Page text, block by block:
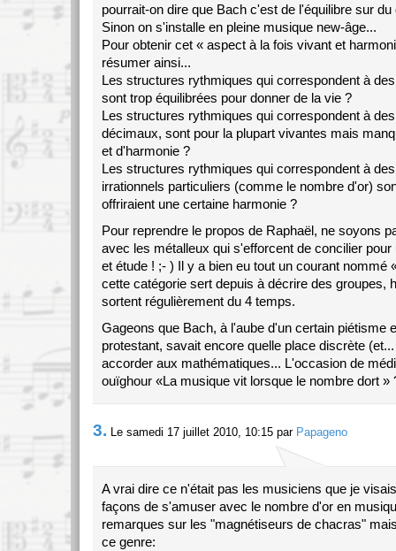
pourrait-on dire que Bach c'est de l'équilibre sur du
Sinon on s'installe en pleine musique new-âge...
Pour obtenir cet « aspect à la fois vivant et
résumer ainsi...
Les structures rythmiques qui correspondent à
sont trop équilibrées pour donner de la vie ?
Les structures rythmiques qui correspondent à
décimaux, sont pour la plupart vivantes mais
et d'harmonie ?
Les structures rythmiques qui correspondent à
irrationnels particuliers (comme le nombre d'or)
offriraient une certaine harmonie ?
Pour reprendre le propos de Raphaël, ne soyons
avec les métalleux qui s'efforcent de concilier pour
et étude ! ;- ) Il y a bien eu tout un courant nommé
cette catégorie sert depuis à décrire des groupes,
sortent régulièrement du 4 temps.
Gageons que Bach, à l'aube d'un certain piétisme
protestant, savait encore quelle place discrète
accorder aux mathématiques... L'occasion de
ouïghour «La musique vit lorsque le nombre dort »
3. Le samedi 17 juillet 2010, 10:15 par Papageno
A vrai dire ce n'était pas les musiciens que je
façons de s'amuser avec le nombre d'or en
remarques sur les "magnétiseurs de chacras"
ce genre: